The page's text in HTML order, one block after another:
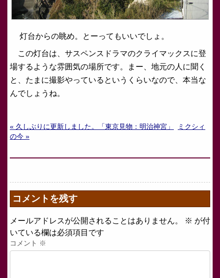
灯台からの眺め。とーってもいいでしょ。
この灯台は、サスペンスドラマのクライマックスに登
場するような雰囲気の場所です。まー、地元の人に聞く
と、たまに撮影やっているというくらいなので、本当な
んでしょうね。
« 久しぶりに更新しました。「東京見物：明治神宮」
ミクシィ
の今 »
コメントを残す
メールアドレスが公開されることはありません。 ※ が付
いている欄は必須項目です
コメント ※